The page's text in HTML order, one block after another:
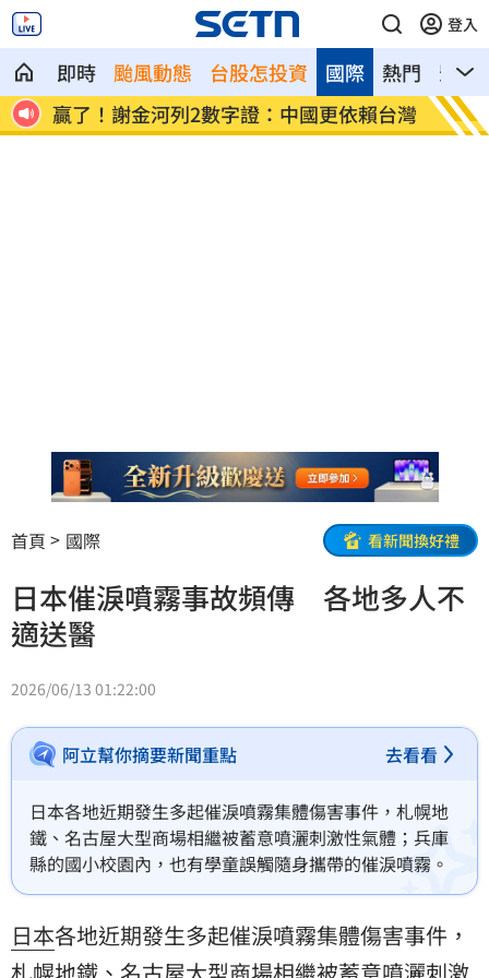
登入
即時 颱風動態 台股怎投資 熱門 影音
國際
贏了！謝金河列2數字證：中國更依賴台灣
慈濟
用
首頁 國際 看新聞換好禮
日本催淚噴霧事故頻傳 各地多人不
適送醫
2026/06/13 01:22:00
阿立幫你摘要新聞重點 去看看
日本各地近期發生多起催淚噴霧集體傷害事件，札幌地
鐵、名古屋大型商場相繼被蓄意噴灑刺激性氣體；兵庫
縣的國小校園內，也有學童誤觸隨身攜帶的催淚噴霧。
日本各地近期發生多起催淚噴霧集體傷害事件，